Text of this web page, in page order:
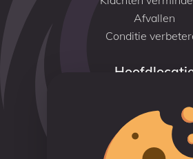
Afvallen
Conditie
6004 AM
+31 (0)6 46 308 424